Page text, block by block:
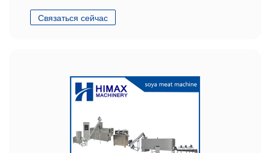
эффективность, экономия энергии
Связаться сейчас